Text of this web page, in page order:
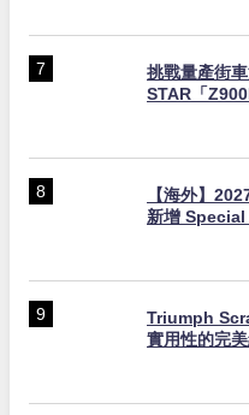
挑戰量產街
STAR「
【海外】
新增 Special
Triumph
實用性的完